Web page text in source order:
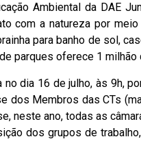
Ambiental da DAE
com a natureza por
para banho de sol,
parques oferece 1
no dia 16 de julho, às 9h,
dos Membros das CTs
neste ano, todas as
dos grupos de